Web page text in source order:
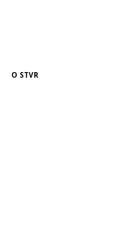
O STVR